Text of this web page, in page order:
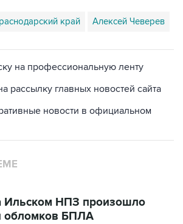
край Алексей Чеверев
на профессиональную ленту
рассылку главных новостей сайта
новости в официальном
Ильском НПЗ произошло
обломков БПЛА